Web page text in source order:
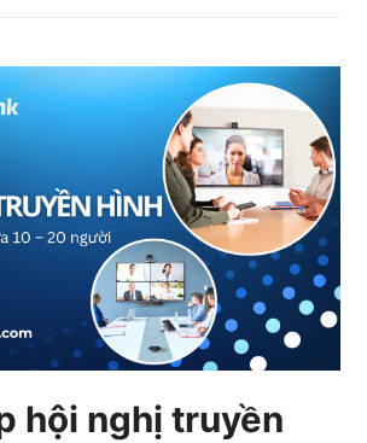
hội nghị truyền